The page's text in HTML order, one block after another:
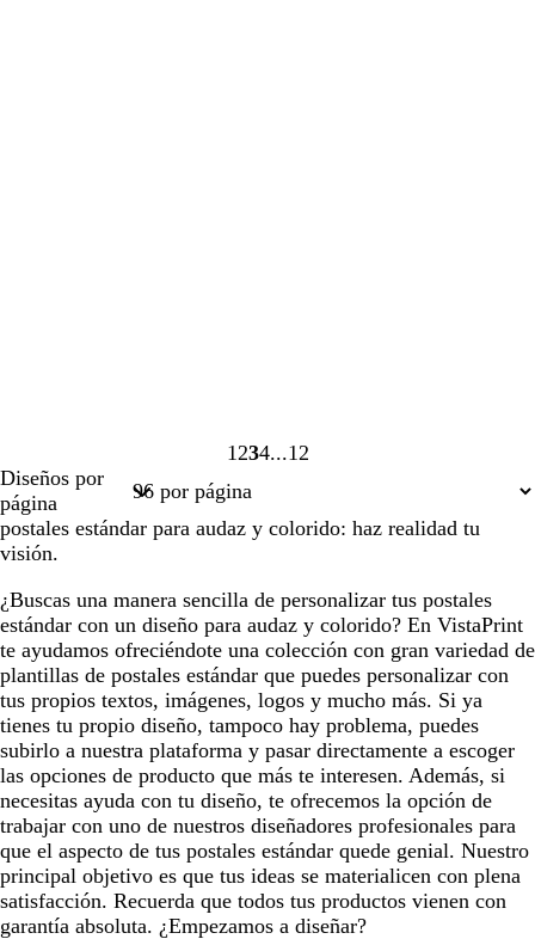
Página
1
1 Página
2
2Página
3Página
4
Página
12
Diseños por
página
postales estándar para audaz y colorido: haz realidad tu
visión.
¿Buscas una manera sencilla de personalizar tus postales
estándar con un diseño para audaz y colorido? En VistaPrint
te ayudamos ofreciéndote una colección con gran variedad de
plantillas de postales estándar que puedes personalizar con
tus propios textos, imágenes, logos y mucho más. Si ya
tienes tu propio diseño, tampoco hay problema, puedes
subirlo a nuestra plataforma y pasar directamente a escoger
las opciones de producto que más te interesen. Además, si
necesitas ayuda con tu diseño, te ofrecemos la opción de
trabajar con uno de nuestros diseñadores profesionales para
que el aspecto de tus postales estándar quede genial. Nuestro
principal objetivo es que tus ideas se materialicen con plena
satisfacción. Recuerda que todos tus productos vienen con
garantía absoluta. ¿Empezamos a diseñar?